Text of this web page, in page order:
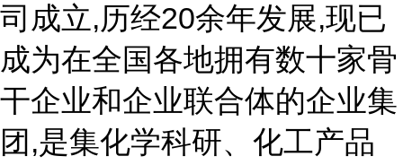
司成立,历经20余年发展,现已
成为在全国各地拥有数十家骨
干企业和企业联合体的企业集
团,是集化学科研、化工产品